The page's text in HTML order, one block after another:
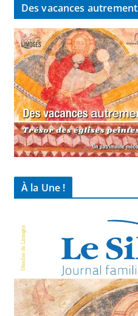
Des vacances autrement
À la Une !